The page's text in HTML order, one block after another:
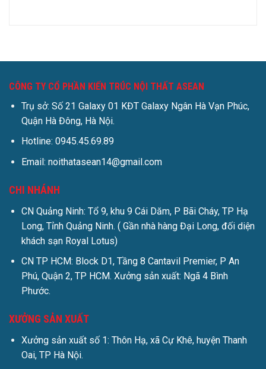
CÔNG TY CỔ PHẦN KIẾN TRÚC NỘI THẤT ASEAN
Trụ sở: Số 21 Galaxy 01 KĐT Galaxy Ngân Hà Vạn Phúc,
Quận Hà Đông, Hà Nội.
Hotline: 0945.45.69.89
Email: noithatasean14@gmail.com
CHI NHÁNH
CN Quảng Ninh: Tổ 9, khu 9 Cái Dăm, P Bãi Cháy, TP Hạ
Long, Tỉnh Quảng Ninh. ( Gần nhà hàng Đại Long, đối diện
khách sạn Royal Lotus)
CN TP HCM: Block D1, Tầng 8 Cantavil Premier, P An
Phú, Quận 2, TP HCM. Xưởng sản xuất: Ngã 4 Bình
Phước.
XƯỞNG SẢN XUẤT
Xưởng sản xuất số 1: Thôn Hạ, xã Cự Khê, huyện Thanh
Oai, TP Hà Nội.